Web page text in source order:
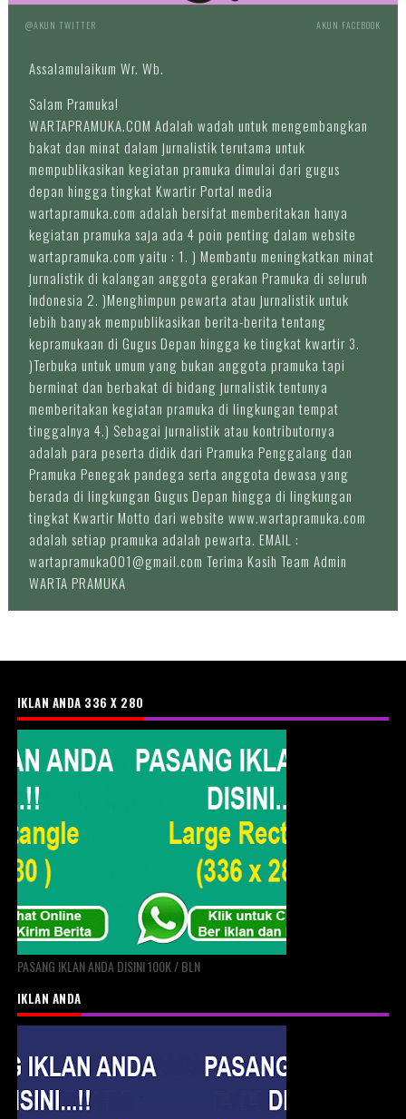
@AKUN TWITTER AKUN FACEBOOK
Assalamulaikum Wr. Wb.
Salam Pramuka!
WARTAPRAMUKA.COM Adalah wadah untuk mengembangkan
bakat dan minat dalam jurnalistik terutama untuk
mempublikasikan kegiatan pramuka dimulai dari gugus
depan hingga tingkat Kwartir Portal media
wartapramuka.com adalah bersifat memberitakan hanya
kegiatan pramuka saja ada 4 poin penting dalam website
wartapramuka.com yaitu : 1. ) Membantu meningkatkan minat
jurnalistik di kalangan anggota gerakan Pramuka di seluruh
Indonesia 2. )Menghimpun pewarta atau jurnalistik untuk
lebih banyak mempublikasikan berita-berita tentang
kepramukaan di Gugus Depan hingga ke tingkat kwartir 3.
)Terbuka untuk umum yang bukan anggota pramuka tapi
berminat dan berbakat di bidang jurnalistik tentunya
memberitakan kegiatan pramuka di lingkungan tempat
tinggalnya 4.) Sebagai jurnalistik atau kontributornya
adalah para peserta didik dari Pramuka Penggalang dan
Pramuka Penegak pandega serta anggota dewasa yang
berada di lingkungan Gugus Depan hingga di lingkungan
tingkat Kwartir Motto dari website www.wartapramuka.com
adalah setiap pramuka adalah pewarta. EMAIL :
wartapramuka001@gmail.com Terima Kasih Team Admin
WARTA PRAMUKA
IKLAN ANDA 336 X 280
PASANG IKLAN ANDA DISINI 100K / BLN
IKLAN ANDA